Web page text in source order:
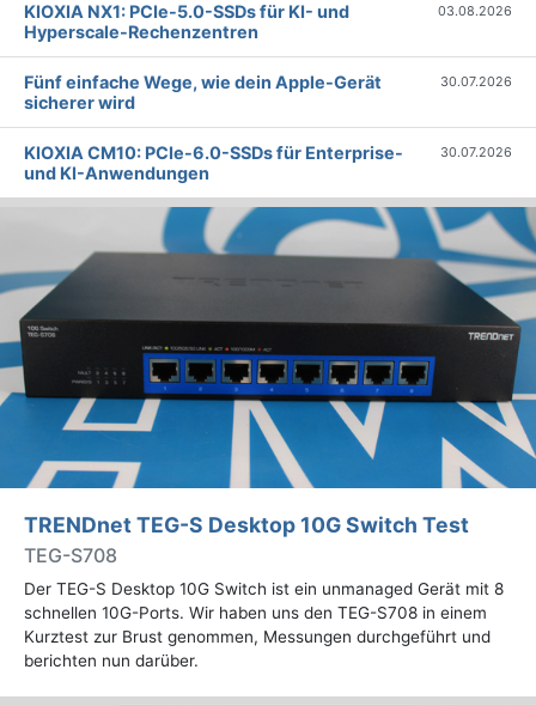
KIOXIA NX1: PCIe-5.0-SSDs für KI- und
Hyperscale-Rechenzentren
03.08.2026
Fünf einfache Wege, wie dein Apple-Gerät
sicherer wird
30.07.2026
KIOXIA CM10: PCIe-6.0-SSDs für Enterprise-
und KI-Anwendungen
30.07.2026
TRENDnet TEG-S Desktop 10G Switch Test
TEG-S708
Der TEG-S Desktop 10G Switch ist ein unmanaged Gerät mit 8
schnellen 10G-Ports. Wir haben uns den TEG-S708 in einem
Kurztest zur Brust genommen, Messungen durchgeführt und
berichten nun darüber.